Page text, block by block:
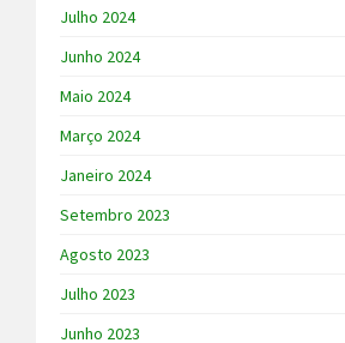
Julho 2024
Junho 2024
Maio 2024
Março 2024
Janeiro 2024
Setembro 2023
Agosto 2023
Julho 2023
Junho 2023